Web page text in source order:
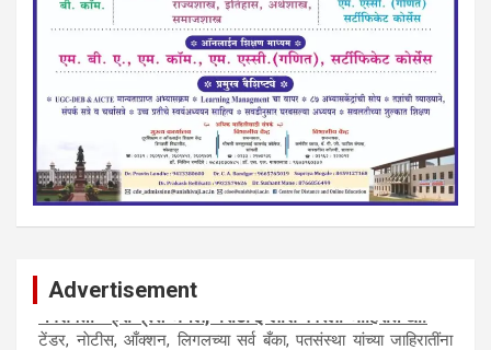
Advertisement
नवशक्ती- फ्री प्रेस जर्नल, मराठी इंग्लीश पेपरला जाहिरात द्या.